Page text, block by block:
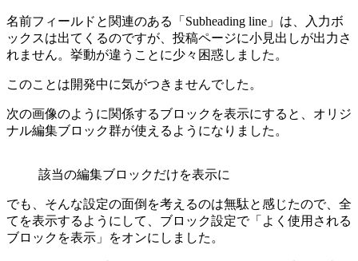
名前フィールドと関連のある「Subheading line」は、入力ボ
ックスは出てくるのですが、投稿ページに小見出しが出力さ
れません。挙動が違うことに少々困惑しました。
このことは開発中に気がつきませんでした。
次の画像のように関係するブロックを表示にすると、オリジ
ナル編集ブロック群が使えるようになりました。
該当の編集ブロックだけを表示に
でも、そんな設定の面倒を考えるのは無駄と感じたので、全
てを表示するようにして、ブロック設定で「よく使用される
ブロックを表示」をオンにしました。